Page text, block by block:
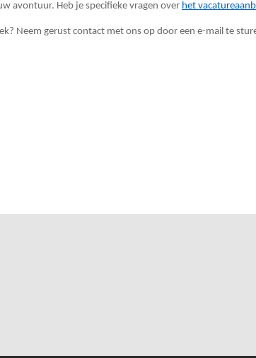
avontuur. Heb je specifieke vragen over het
Neem gerust contact met ons op door een e-mail te